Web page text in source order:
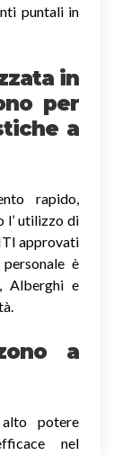
puntali in
in
per
a
rapido,
l’ utilizzo di
approvati
è
Alberghi e
a
potere
nel